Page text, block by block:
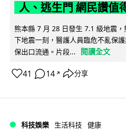
人、逃生門 網民讚值
熊本縣 7 月 28 日發生 7.1 級地震
下地震一刻，醫護人員臨危不亂保
保出口流通。片段...
閱讀全文
41 14 ↗ 分享
科技娛樂 生活科技 健康